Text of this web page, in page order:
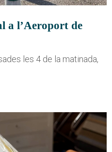
a l’Aeroport de
les 4 de la matinada,